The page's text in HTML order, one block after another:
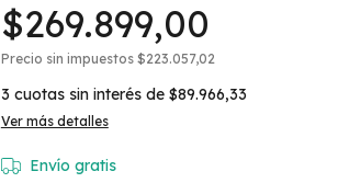
$269.899,00
Precio sin impuestos $223.057,02
3 cuotas sin interés de $89.966,33
Ver más detalles
Envío gratis